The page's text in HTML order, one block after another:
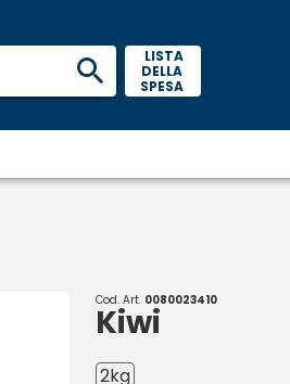
LISTA
DELLA
SPESA
Cod. Art. 0080023410
Kiwi
2kg